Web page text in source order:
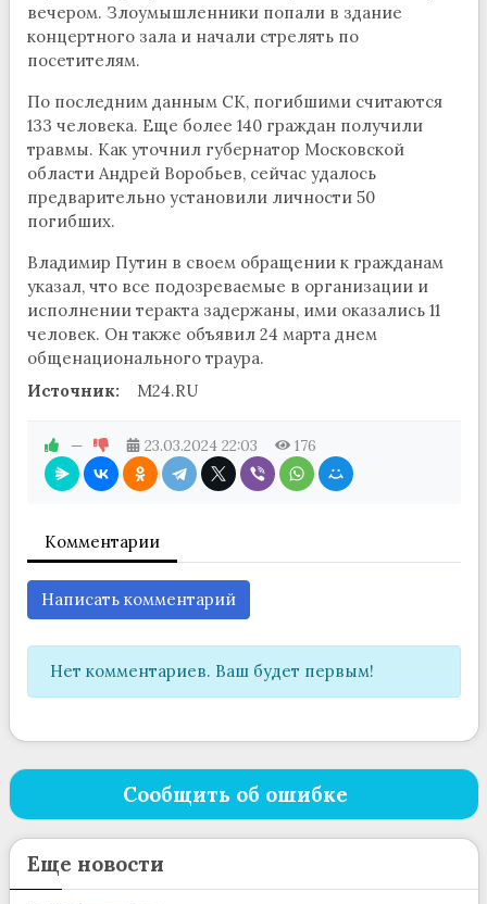
вечером. Злоумышленники попали в здание
концертного зала и начали стрелять по
посетителям.
По последним данным СК, погибшими считаются
133 человека. Еще более 140 граждан получили
травмы. Как уточнил губернатор Московской
области Андрей Воробьев, сейчас удалось
предварительно установили личности 50
погибших.
Владимир Путин в своем обращении к гражданам
указал, что все подозреваемые в организации и
исполнении теракта задержаны, ими оказались 11
человек. Он также объявил 24 марта днем
общенационального траура.
Источник:
M24.RU
— 23.03.2024 22:03 176
Комментарии
Написать комментарий
Нет комментариев. Ваш будет первым!
Сообщить об ошибке
Еще новости